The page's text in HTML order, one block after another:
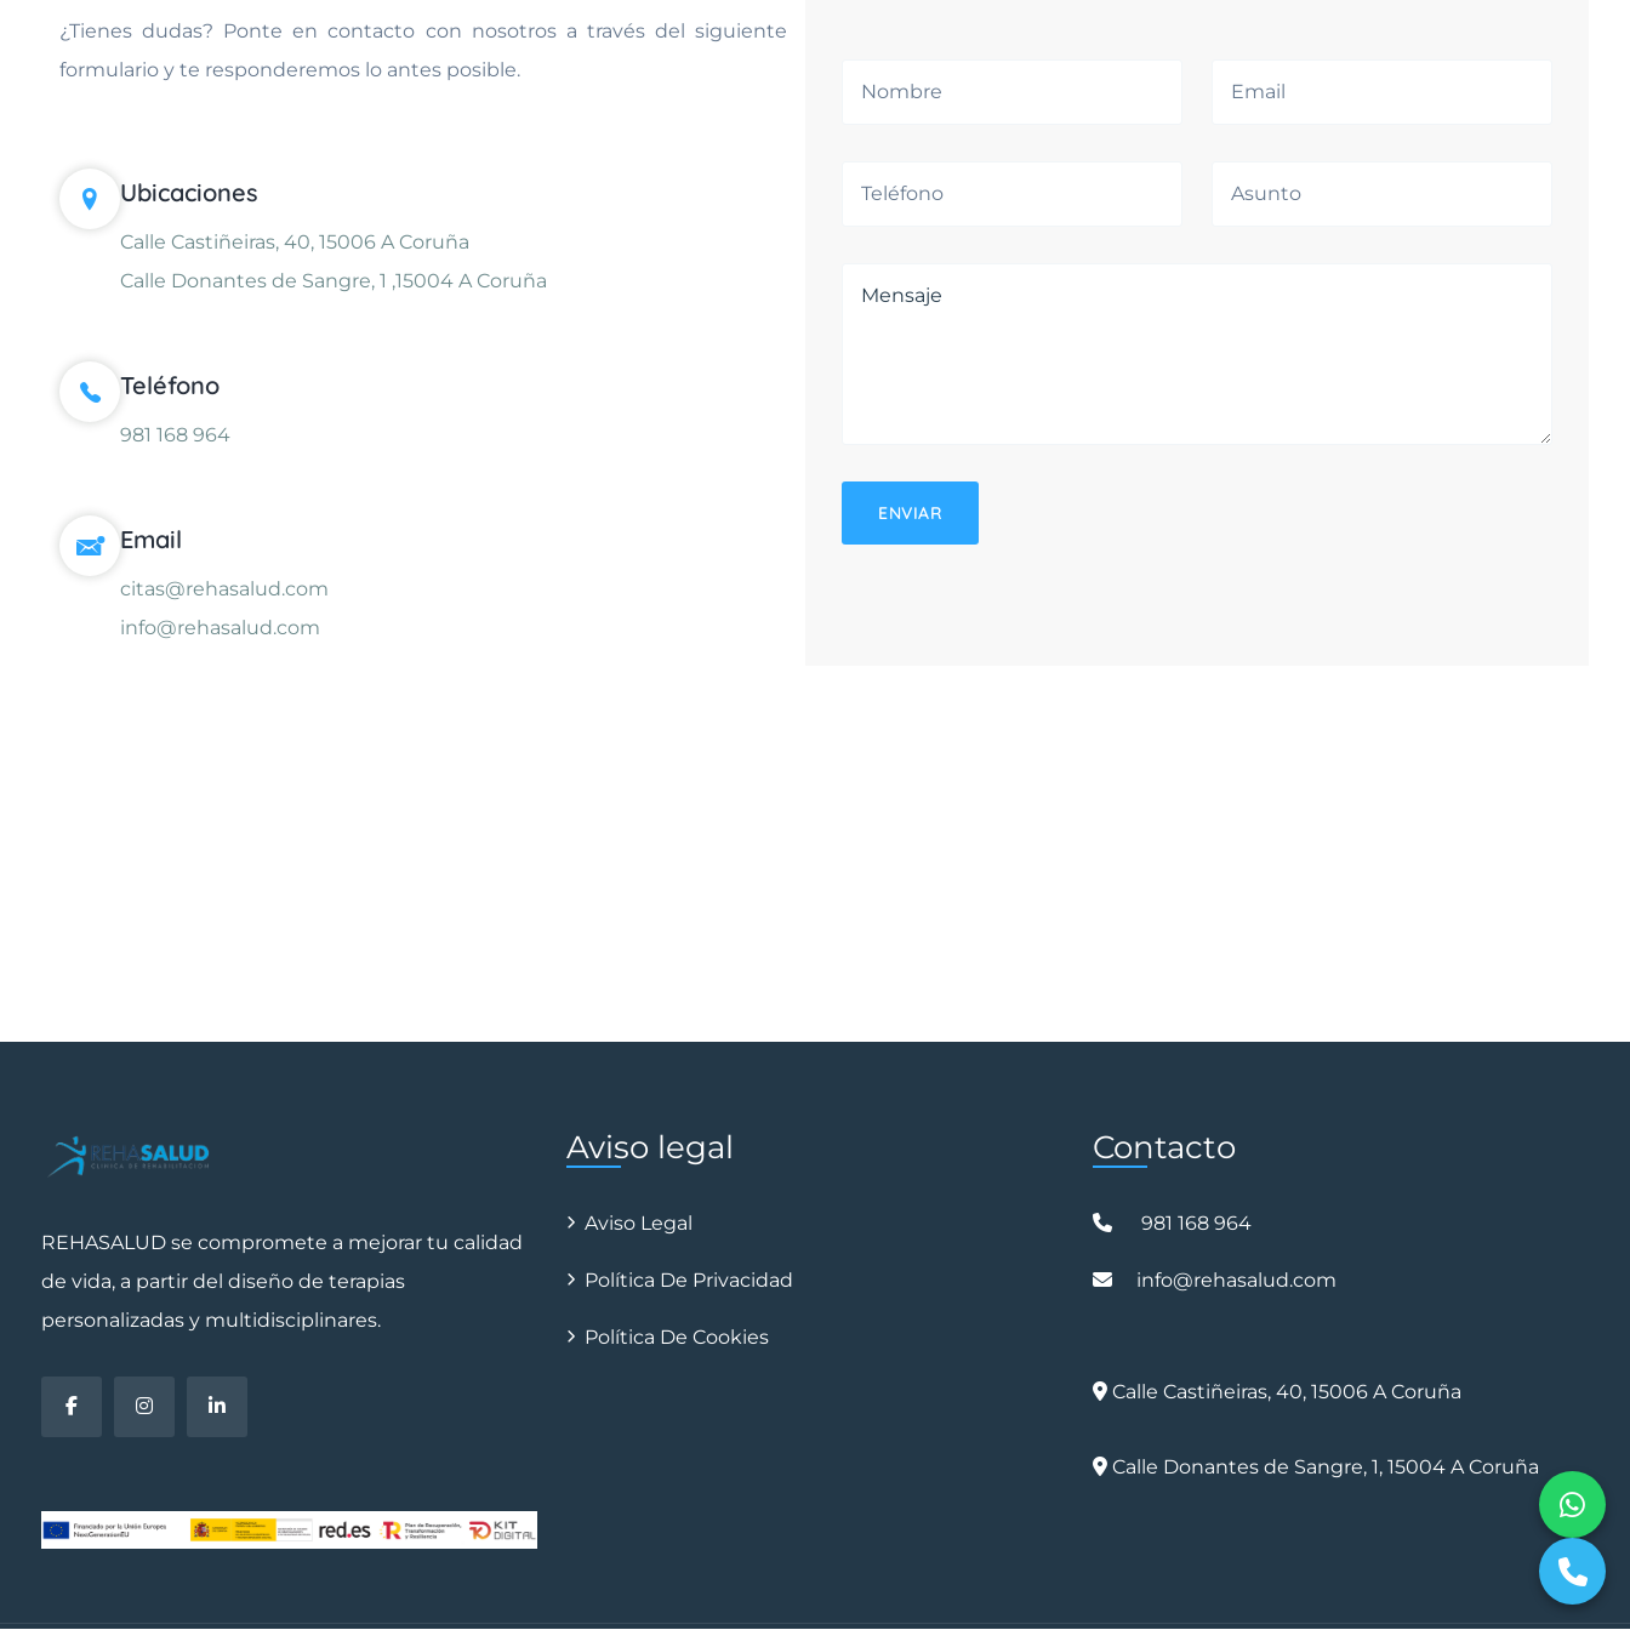
¿Tienes dudas? Ponte en contacto con nosotros a través del siguiente
formulario y te responderemos lo antes posible.
Ubicaciones
Calle Castiñeiras, 40, 15006 A Coruña
Calle Donantes de Sangre, 1 ,15004 A Coruña
Teléfono
981 168 964
Email
citas@rehasalud.com
info@rehasalud.com
REHASALUD se compromete a mejorar tu calidad
de vida, a partir del diseño de terapias
personalizadas y multidisciplinares.
Aviso legal
Aviso Legal
Política De Privacidad
Política De Cookies
Contacto
981 168 964
info@rehasalud.com
Calle Castiñeiras, 40, 15006 A Coruña
Calle Donantes de Sangre, 1, 15004 A Coruña